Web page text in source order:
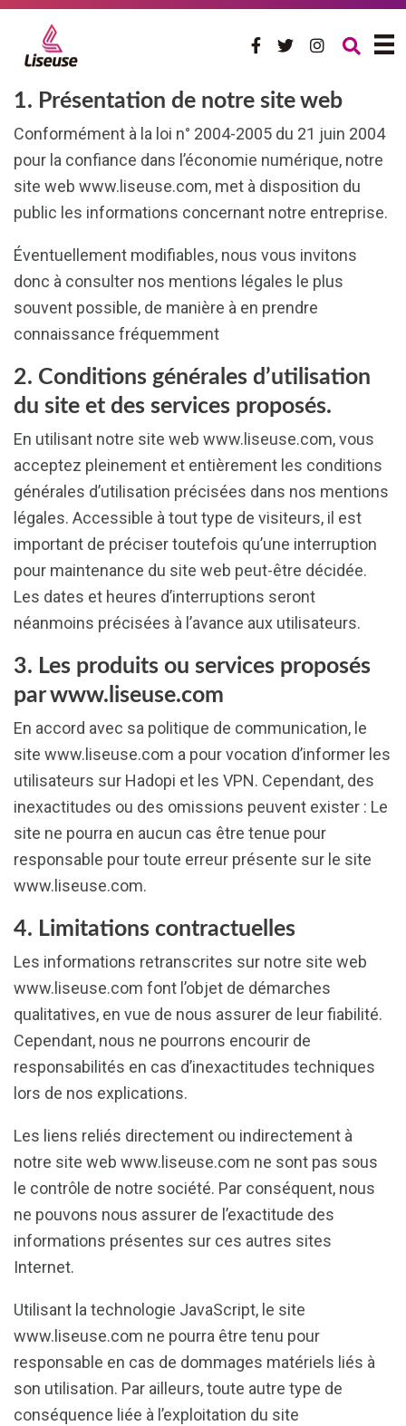
Aller
contenu
1. Présentation de notre site web
Conformément à la loi n° 2004-2005 du 21 juin 2004
pour la confiance dans l’économie numérique, notre
site web www.liseuse.com, met à disposition du
public les informations concernant notre entreprise.
Éventuellement modifiables, nous vous invitons
donc à consulter nos mentions légales le plus
souvent possible, de manière à en prendre
connaissance fréquemment
2. Conditions générales d’utilisation
du site et des services proposés.
En utilisant notre site web www.liseuse.com, vous
acceptez pleinement et entièrement les conditions
générales d’utilisation précisées dans nos mentions
légales. Accessible à tout type de visiteurs, il est
important de préciser toutefois qu’une interruption
pour maintenance du site web peut-être décidée.
Les dates et heures d’interruptions seront
néanmoins précisées à l’avance aux utilisateurs.
3. Les produits ou services proposés
par www.liseuse.com
En accord avec sa politique de communication, le
site www.liseuse.com a pour vocation d’informer les
utilisateurs sur Hadopi et les VPN. Cependant, des
inexactitudes ou des omissions peuvent exister : Le
site ne pourra en aucun cas être tenue pour
responsable pour toute erreur présente sur le site
www.liseuse.com.
4. Limitations contractuelles
Les informations retranscrites sur notre site web
www.liseuse.com font l’objet de démarches
qualitatives, en vue de nous assurer de leur fiabilité.
Cependant, nous ne pourrons encourir de
responsabilités en cas d’inexactitudes techniques
lors de nos explications.
Les liens reliés directement ou indirectement à
notre site web www.liseuse.com ne sont pas sous
le contrôle de notre société. Par conséquent, nous
ne pouvons nous assurer de l’exactitude des
informations présentes sur ces autres sites
Internet.
Utilisant la technologie JavaScript, le site
www.liseuse.com ne pourra être tenu pour
responsable en cas de dommages matériels liés à
son utilisation. Par ailleurs, toute autre type de
conséquence liée à l’exploitation du site